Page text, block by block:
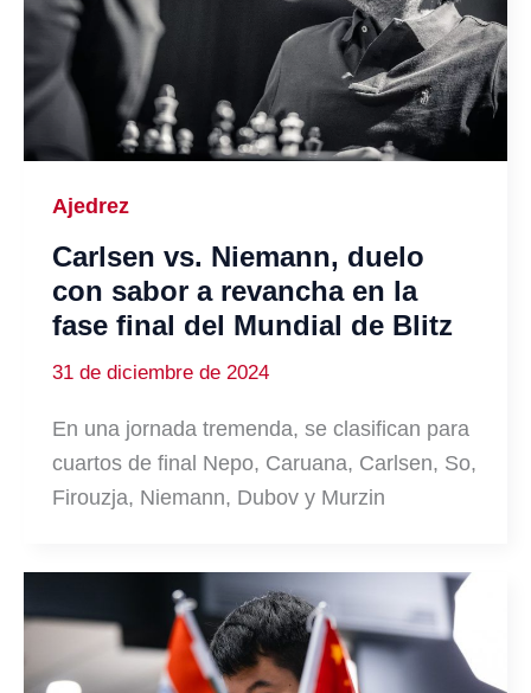
Ajedrez
Carlsen vs. Niemann, duelo
con sabor a revancha en la
fase final del Mundial de Blitz
31 de diciembre de 2024
En una jornada tremenda, se clasifican para
cuartos de final Nepo, Caruana, Carlsen, So,
Firouzja, Niemann, Dubov y Murzin